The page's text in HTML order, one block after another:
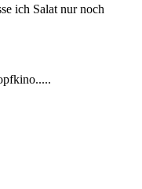
ich Salat nur noch